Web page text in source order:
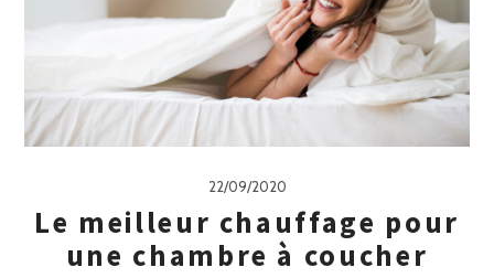
22/09/2020
Le meilleur chauffage pour
une chambre à coucher